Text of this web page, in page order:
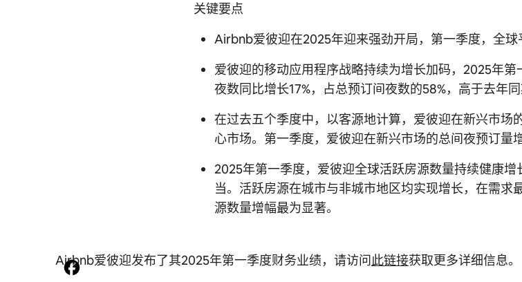
关键要点
Airbnb爱彼迎在2025年迎来强劲开局，第一季度，全球
爱彼迎的移动应用程序战略持续为增长加码，2025年
夜数同比增长17%，占总预订间夜数的58%，高于去年同
在过去五个季度中，以客源地计算，爱彼迎在新兴市场
心市场。第一季度，爱彼迎在新兴市场的总间夜预订量
2025年第一季度，爱彼迎全球活跃房源数量持续健康
当。活跃房源在城市与非城市地区均实现增长，在需求
源数量增幅最为显著。
Airbnb爱彼迎发布了其2025年第一季度财务业绩，请访问此链接获取更多详细信息。